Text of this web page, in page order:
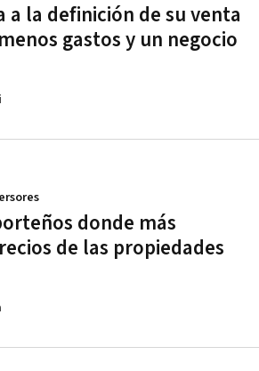
a la definición de su venta
gastos y un negocio
donde más
de las propiedades